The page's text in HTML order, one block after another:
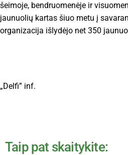
šeimoje, bendruomenėje ir
jaunuolių kartas šiuo metu į
organizacija išlydėjo net 350
„Delfi” inf.
Taip pat skaitykite: